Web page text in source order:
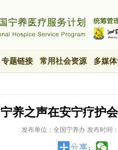
专题链接 常用社会资源 多媒
宁养之声在安宁疗护
发布单位：全国宁养办 发布时间：